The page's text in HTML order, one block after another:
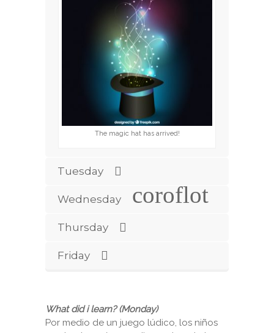
The magic hat has arrived!
Tuesday
Wednesday
Thursday
Friday
What did i learn? (Monday)
Por medio de un juego lúdico, los niños